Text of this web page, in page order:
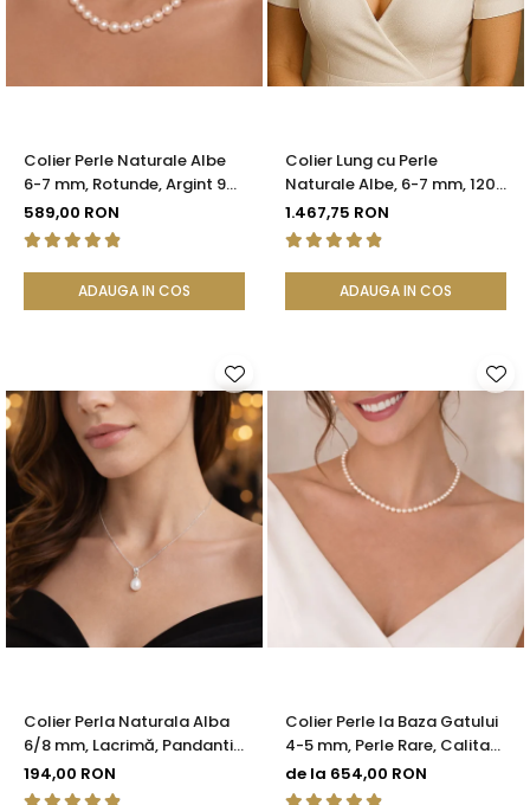
Seturi Perle cu Argint
Pandantive cu Perle
Colier Perle Naturale Albe
6-7 mm, Rotunde, Argint 925
| KASKADDA®
589,00 RON
ADAUGA IN COS
Colier Lung cu Perle
Naturale Albe, 6-7 mm, 120
cm, Închizătoare Argint 925
| KASKADDA®
1.467,75 RON
ADAUGA IN COS
Colier Perla Naturala Alba
6/8 mm, Lacrimă, Pandantiv
Argint 925 | KASKADDA®
194,00 RON
Colier Perle la Baza Gatului
4-5 mm, Perle Rare, Calitate
AAA+, Argint 925 |
KASKADDA®
de la 654,00 RON